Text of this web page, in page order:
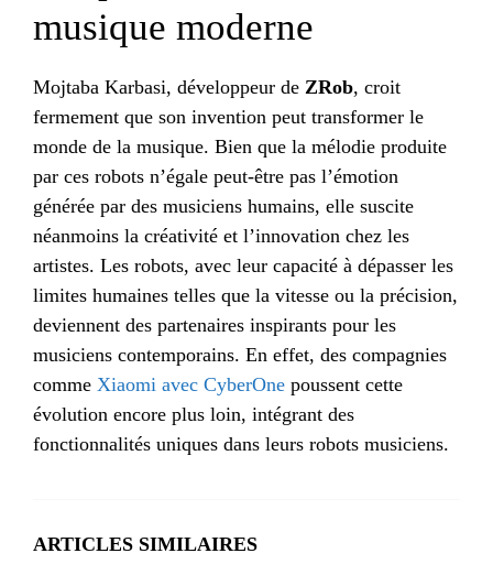
musique moderne
Mojtaba Karbasi, développeur de ZRob, croit
fermement que son invention peut transformer le
monde de la musique. Bien que la mélodie produite
par ces robots n’égale peut-être pas l’émotion
générée par des musiciens humains, elle suscite
néanmoins la créativité et l’innovation chez les
artistes. Les robots, avec leur capacité à dépasser les
limites humaines telles que la vitesse ou la précision,
deviennent des partenaires inspirants pour les
musiciens contemporains. En effet, des compagnies
comme Xiaomi avec CyberOne poussent cette
évolution encore plus loin, intégrant des
fonctionnalités uniques dans leurs robots musiciens.
ARTICLES SIMILAIRES